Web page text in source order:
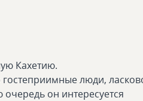
Кахетию.
гостеприимные люди,
он интересуется